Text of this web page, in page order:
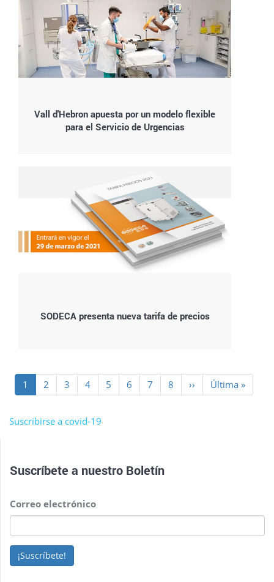
Vall d'Hebron apuesta por un modelo flexible
para el Servicio de Urgencias
SODECA presenta nueva tarifa de precios
Paginación
Página
actual
1 Page
2 Page
3 Page
4 Page
5 Page
6 Page
7 Page
8
Siguiente
página
››
Última
página
Última »
Suscribirse a covid-19
Suscríbete a nuestro Boletín
Correo electrónico
¡Suscríbete!